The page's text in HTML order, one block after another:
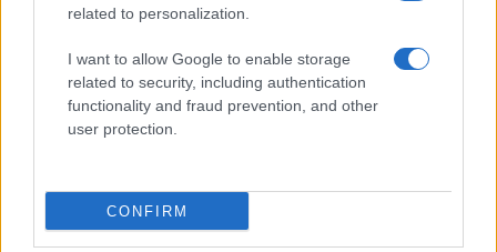
related to personalization.
I want to allow Google to enable storage
related to security, including authentication
functionality and fraud prevention, and other
user protection.
CONFIRM